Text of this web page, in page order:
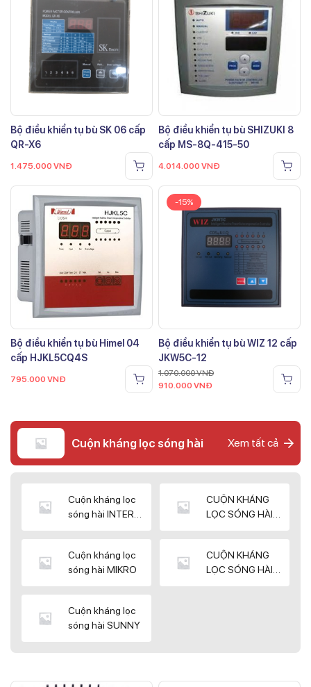
Bộ điều khiển tụ bù SK 06 cấp
QR-X6
1.475.000 VNĐ
Bộ điều khiển tụ bù SHIZUKI 8
cấp MS-8Q-415-50
4.014.000 VNĐ
Bộ điều khiển tụ bù Himel 04
cấp HJKL5CQ4S
795.000 VNĐ
-15%
Bộ điều khiển tụ bù WIZ 12 cấp
JKW5C-12
1.070.000VNĐ
910.000 VNĐ
Cuộn kháng lọc sóng hài Xem tất cả
Cuộn kháng lọc
sóng hài INTER
CUỘN KHÁNG
LỌC SÓNG HÀI
Cuộn kháng lọc
sóng hài MIKRO
CUỘN KHÁNG
LỌC SÓNG HÀI
Cuộn kháng lọc
sóng hài SUNNY